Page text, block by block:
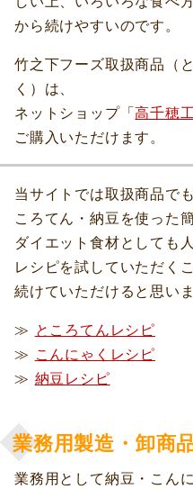
から続けやすいのです。
竹之下フーズ取扱商品（
く）は、
ネットショップ「高千穂
ご購入いただけます。
当サイトでは取扱商品で
ころてん・納豆を使った
ダイエット食材としても
レシピを試していただく
続けていただけると思いま
≫ ところてんレシピ
≫ こんにゃくレシピ
≫ 納豆レシピ
業務用製造・卸商
業務用として納豆・こん